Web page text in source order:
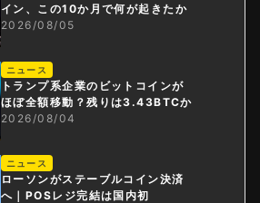
イン、この10か月で何が起きたか
2026/08/05
ニュース
トランプ系企業のビットコインが
ほぼ全額移動？残りは3.43BTCか
2026/08/04
ニュース
ローソンがステーブルコイン決済
へ｜POSレジ完結は国内初